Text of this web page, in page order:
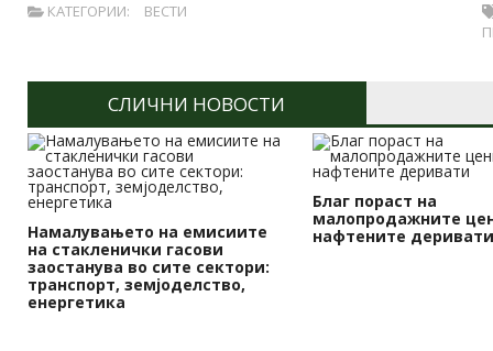
КАТЕГОРИИ:
ВЕСТИ
СЛИЧНИ НОВОСТИ
Намалувањето на емисиите
на стакленички гасови
заостанува во сите сектори:
транспорт, земјоделство,
енергетика
Благ пораст на
малопродажните
нафтените